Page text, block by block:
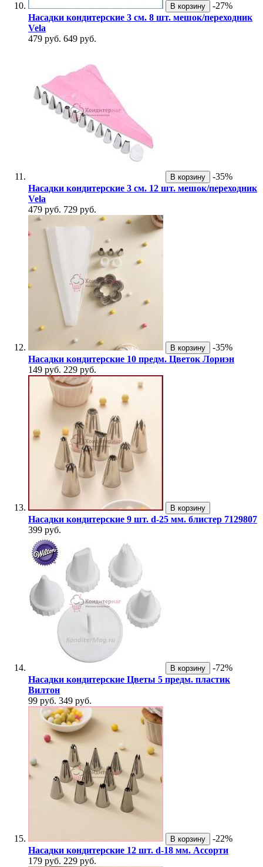
В корзину
-27%
Насадки кондитерские 3 см. 8 шт. мешок/переходник
Vela
479 руб. 649 руб.
В корзину
-35%
Насадки кондитерские 3 см. 12 шт. мешок/переходник
Vela
479 руб. 729 руб.
В корзину
-35%
Насадки кондитерские 10 предм. Цветок Лориэн
149 руб. 229 руб.
В корзину
Насадки кондитерские 9 шт. d-25 мм. блистер 7129807
399 руб.
В корзину
-72%
Насадки кондитерские Цветы 5 предм. пластик
Вилтон
99 руб. 349 руб.
В корзину
-22%
Насадки кондитерские 12 шт. d-18 мм. Ассорти
179 руб. 229 руб.